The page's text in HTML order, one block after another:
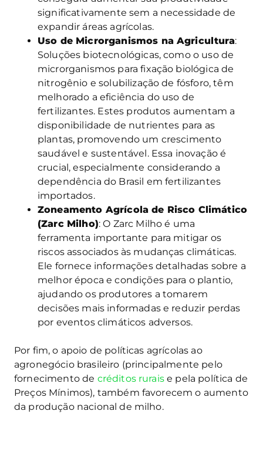
significativamente sem a necessidade de
expandir áreas agrícolas.
Uso de Microrganismos na Agricultura:
Soluções biotecnológicas, como o uso de
microrganismos para fixação biológica de
nitrogênio e solubilização de fósforo, têm
melhorado a eficiência do uso de
fertilizantes. Estes produtos aumentam a
disponibilidade de nutrientes para as
plantas, promovendo um crescimento
saudável e sustentável. Essa inovação é
crucial, especialmente considerando a
dependência do Brasil em fertilizantes
importados.
Zoneamento Agrícola de Risco Climático
(Zarc Milho): O Zarc Milho é uma
ferramenta importante para mitigar os
riscos associados às mudanças climáticas.
Ele fornece informações detalhadas sobre a
melhor época e condições para o plantio,
ajudando os produtores a tomarem
decisões mais informadas e reduzir perdas
por eventos climáticos adversos.
Por fim, o apoio de políticas agrícolas ao
agronegócio brasileiro (principalmente pelo
fornecimento de créditos ruraise pela política de
Preços Mínimos), também favorecem o aumento
da produção nacional de milho.